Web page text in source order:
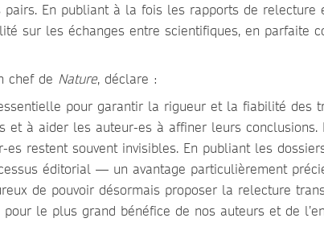
pairs. En publiant à la fois les rapports de relecture
sur les échanges entre scientifiques, en parfaite
chef de Nature, déclare :
pour garantir la rigueur et la fiabilité des
et à aider les auteur-es à affiner leurs conclusions.
restent souvent invisibles. En publiant les
éditorial — un avantage particulièrement
de pouvoir désormais proposer la relecture
pour le plus grand bénéfice de nos auteurs et de